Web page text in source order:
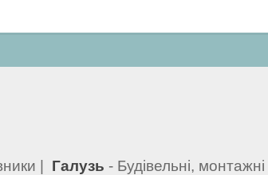
| Галузь - Будівельні,